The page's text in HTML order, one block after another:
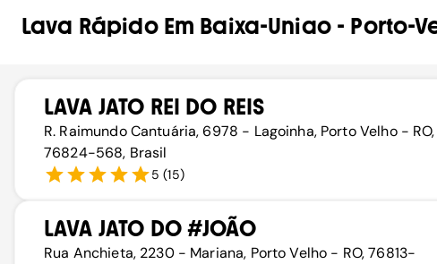
Lava RápidoEm Baixa-Uniao- Porto-
LAVA JATO REI DO REIS
R. Raimundo Cantuária, 6978 - Lagoinha, Porto Velho - RO,
76824-568, Brasil
5 (15)
LAVA JATO DO #JOÃO
Rua Anchieta, 2230 - Mariana, Porto Velho - RO, 76813-